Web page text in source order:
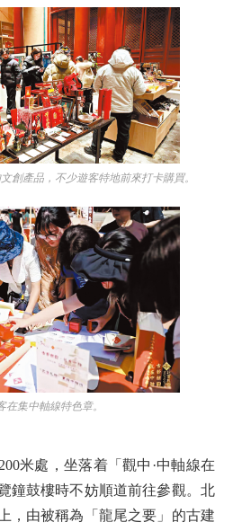
創產品，不少遊客特地前來打卡購買。
在集中軸線特色章。
米處，坐落着「觀中·中軸線在
鐘鼓樓時不妨順道前往參觀。北
，由被稱為「龍尾之要」的古建